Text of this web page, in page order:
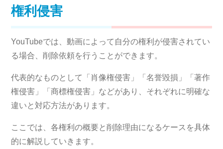
権利侵害
YouTubeでは、動画によって自分の権利が侵害されてい
る場合、削除依頼を行うことができます。
代表的なものとして「肖像権侵害」「名誉毀損」「著作
権侵害」「商標権侵害」などがあり、それぞれに明確な
違いと対応方法があります。
ここでは、各権利の概要と削除理由になるケースを具体
的に解説していきます。